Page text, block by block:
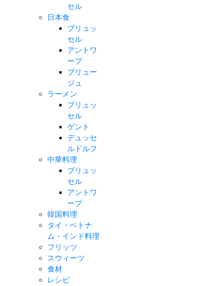
セル
日本食
ブリュッ
セル
アントワ
ープ
ブリュー
ジュ
ラーメン
ブリュッ
セル
ゲント
デュッセ
ルドルフ
中華料理
ブリュッ
セル
アントワ
ープ
韓国料理
タイ・ベトナ
ム・インド料理
フリッツ
スウィーツ
食材
レシピ